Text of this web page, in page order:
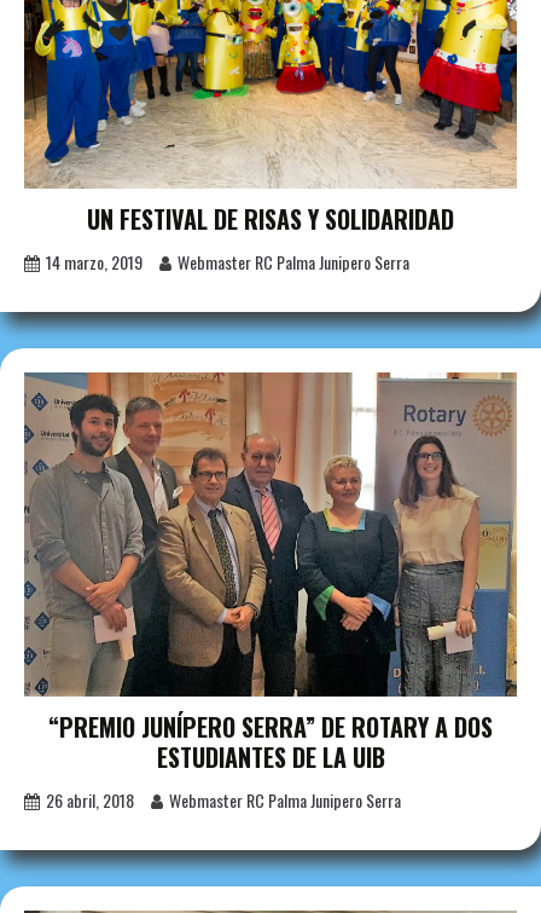
UN FESTIVAL DE RISAS Y SOLIDARIDAD
14 marzo, 2019 Webmaster RC Palma Junipero Serra
“PREMIO JUNÍPERO SERRA” DE ROTARY A DOS
ESTUDIANTES DE LA UIB
26 abril, 2018 Webmaster RC Palma Junipero Serra